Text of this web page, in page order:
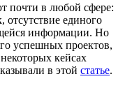
почти в любой сфере:
единого
информации. Но
успешных проектов,
кейсах
в этой статье.